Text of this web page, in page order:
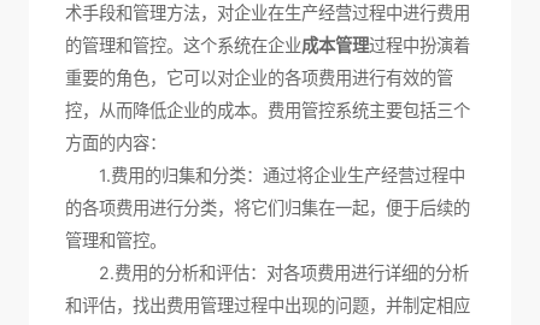
术手段和管理方法，对企业在生产经营过程中进行费用
的管理和管控。这个系统在企业成本管理过程中扮演着
重要的角色，它可以对企业的各项费用进行有效的管
控，从而降低企业的成本。费用管控系统主要包括三个
方面的内容：
1.费用的归集和分类：通过将企业生产经营过程中
的各项费用进行分类，将它们归集在一起，便于后续的
管理和管控。
2.费用的分析和评估：对各项费用进行详细的分析
和评估，找出费用管理过程中出现的问题，并制定相应